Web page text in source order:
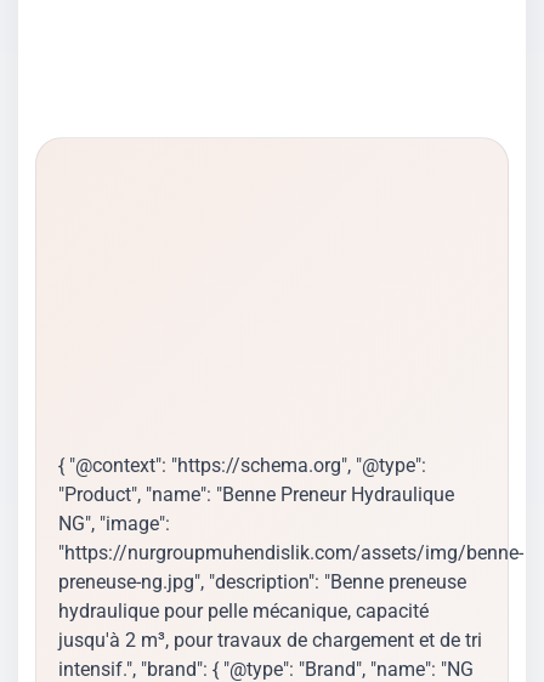
{ "@context": "https://schema.org", "@type":
"Product", "name": "Benne Preneur Hydraulique
NG", "image":
"https://nurgroupmuhendislik.com/assets/img/benne-
preneuse-ng.jpg", "description": "Benne preneuse
hydraulique pour pelle mécanique, capacité
jusqu'à 2 m³, pour travaux de chargement et de tri
intensif.", "brand": { "@type": "Brand", "name": "NG